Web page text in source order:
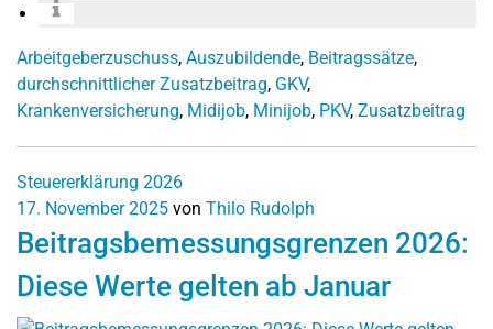
Arbeitgeberzuschuss, Auszubildende, Beitragssätze,
durchschnittlicher Zusatzbeitrag, GKV,
Krankenversicherung, Midijob, Minijob, PKV, Zusatzbeitrag
Steuererklärung 2026
17. November 2025 von Thilo Rudolph
Beitragsbemessungsgrenzen 2026:
Diese Werte gelten ab Januar